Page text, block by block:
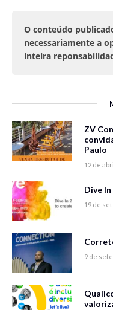
O conteúdo
necessariamente a
inteira
ZV
Paulo
12 de
Dive
19 de
9 de